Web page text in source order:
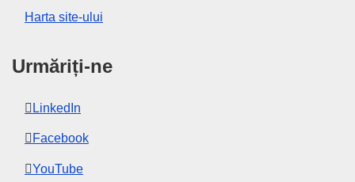
Harta site-ului
Urmăriți-ne
LinkedIn
Facebook
YouTube